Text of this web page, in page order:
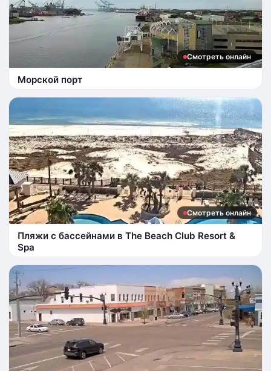
Смотреть онлайн
Морской порт
Смотреть онлайн
Пляжи с бассейнами в The Beach Club Resort &
Spa